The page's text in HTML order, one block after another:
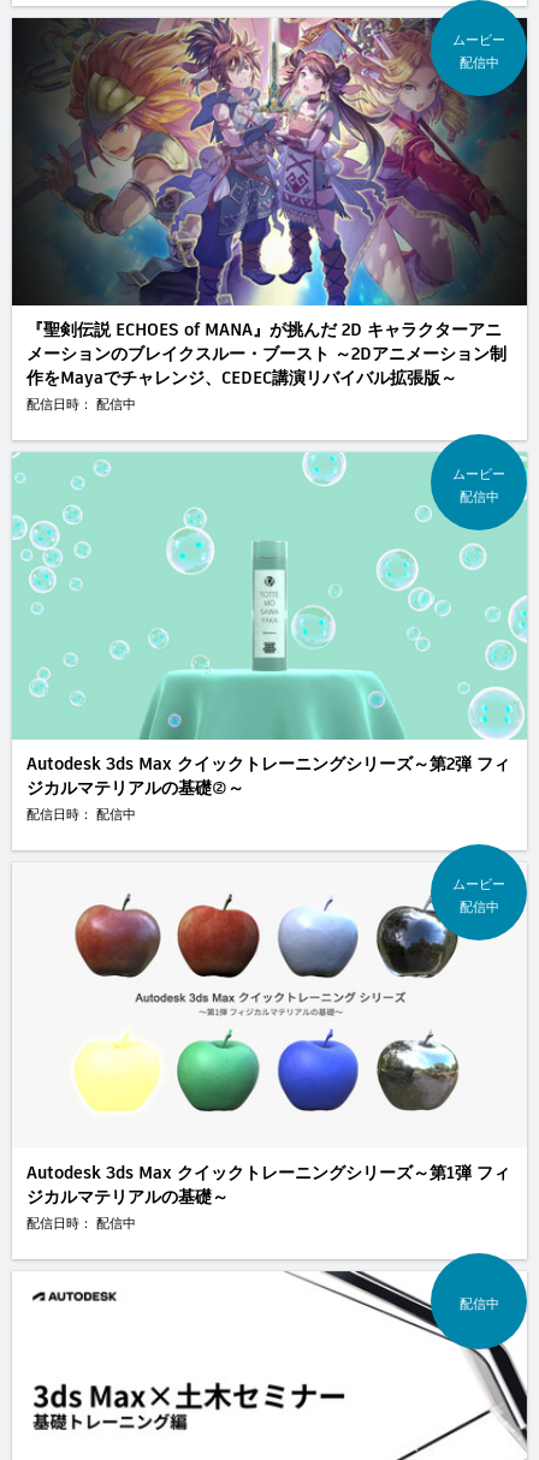
ムービー
配信中
『聖剣伝説 ECHOES of MANA』が挑んだ 2D キャラクターアニ
メーションのブレイクスルー・ブースト ～2Dアニメーション制
作をMayaでチャレンジ、CEDEC講演リバイバル拡張版～
配信日時： 配信中
ムービー
配信中
Autodesk 3ds Max クイックトレーニングシリーズ～第2弾 フィ
ジカルマテリアルの基礎②～
配信日時： 配信中
ムービー
配信中
Autodesk 3ds Max クイックトレーニングシリーズ～第1弾 フィ
ジカルマテリアルの基礎～
配信日時： 配信中
配信中